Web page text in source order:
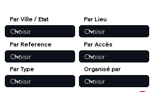
Par Ville / Etat Par Lieu
Par Reference Par Accès
Par Type Organisé par